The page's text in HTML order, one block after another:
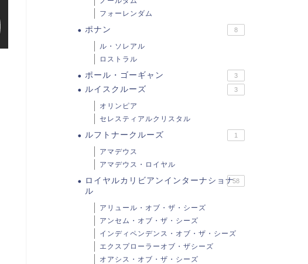
フォーレンダム
ポナン 8
ル・ソレアル
ロストラル
ポール・ゴーギャン 3
ルイスクルーズ 3
オリンピア
セレスティアルクリスタル
ルフトナークルーズ 1
アマデウス
アマデウス・ロイヤル
ロイヤルカリビアンインターナショナ
ル
58
アリュール・オブ・ザ・シーズ
アンセム・オブ・ザ・シーズ
インディペンデンス・オブ・ザ・シーズ
エクスプローラーオブ・ザシーズ
オアシス・オブ・ザ・シーズ